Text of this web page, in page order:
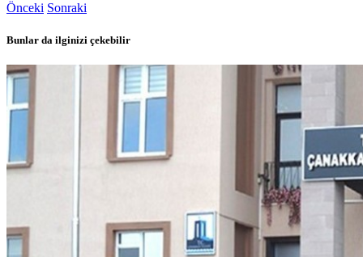
Önceki Sonraki
Bunlar da ilginizi çekebilir